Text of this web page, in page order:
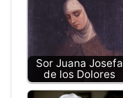
Sor Juana Josefa
de los Dolores